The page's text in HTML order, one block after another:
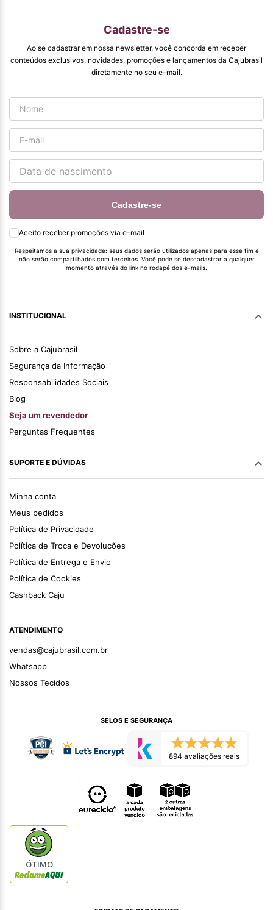
qualidade que vcs
entregam. Parabéns
#
pormaiscampanhaspromorcionais.
Cadastre-se
Ao se cadastrar em nossa newsletter, você concorda em receber
conteúdos exclusivos, novidades, promoções e lançamentos da Cajubrasil
diretamente no seu e-mail.
Cadastre-se
Aceito receber promoções via e-mail
Respeitamos a sua privacidade: seus dados serão utilizados apenas para esse fim e
não serão compartilhados com terceiros. Você pode se descadastrar a qualquer
momento através do link no rodapé dos e-mails.
INSTITUCIONAL
Sobre a Cajubrasil
Segurança da Informação
Responsabilidades Sociais
Blog
Seja um revendedor
Perguntas Frequentes
SUPORTE E DÚVIDAS
Minha conta
Meus pedidos
Política de Privacidade
Política de Troca e Devoluções
Política de Entrega e Envio
Política de Cookies
Cashback Caju
ATENDIMENTO
vendas@cajubrasil.com.br
Whatsapp
Nossos Tecidos
SELOS E SEGURANÇA
894 avaliações reais
ÓTIMO